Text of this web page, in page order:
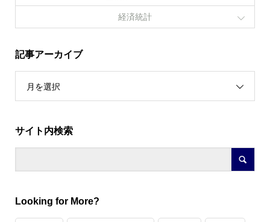
経済統計
記事アーカイブ
月を選択
サイト内検索
Looking for More?